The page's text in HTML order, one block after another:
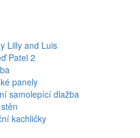
Lilly and Luis
Patel 2
panely
samolepící dlažba
kachličky